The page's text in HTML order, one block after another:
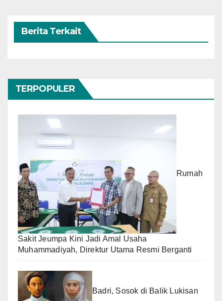
Berita Terkait
TERPOPULER
Rumah
Sakit Jeumpa Kini Jadi Amal Usaha
Muhammadiyah, Direktur Utama Resmi Berganti
Badri, Sosok di Balik Lukisan